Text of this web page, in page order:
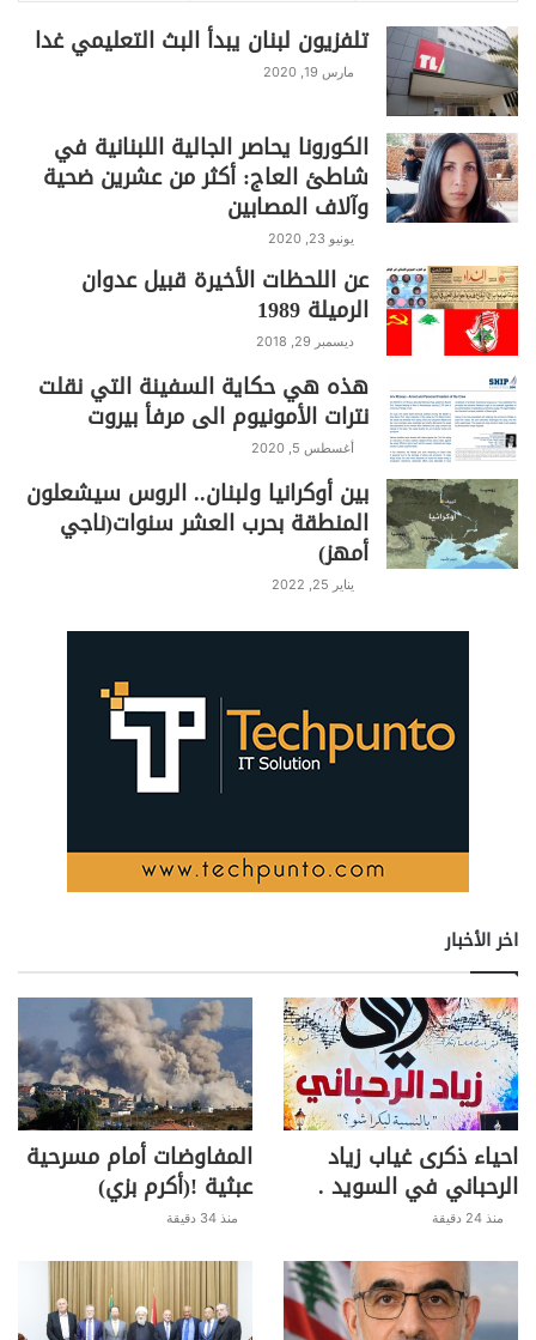
تلفزيون لبنان يبدأ البث التعليمي غدا
مارس 19, 2020
الكورونا يحاصر الجالية اللبنانية في
شاطئ العاج: أكثر من عشرين ضحية
وآلاف المصابين
يونيو 23, 2020
عن اللحظات الأخيرة قبيل عدوان
الرميلة 1989
ديسمبر 29, 2018
هذه هي حكاية السفينة التي نقلت
نترات الأمونيوم الى مرفأ بيروت
أغسطس 5, 2020
بين أوكرانيا ولبنان.. الروس سيشعلون
المنطقة بحرب العشر سنوات(ناجي
أمهز)
يناير 25, 2022
اخر الأخبار
احياء ذكرى غياب زياد
الرحباني في السويد .
منذ 24 دقيقة
المفاوضات أمام مسرحية
عبثية !(أكرم بزي)
منذ 34 دقيقة